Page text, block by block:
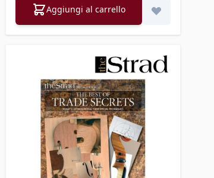
Aggiungi al carrello